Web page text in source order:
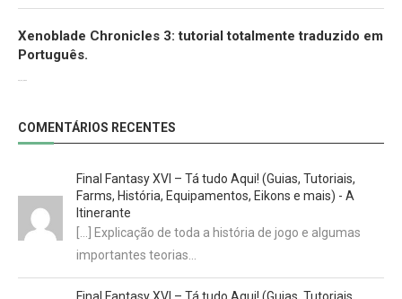
Xenoblade Chronicles 3: tutorial totalmente traduzido em
Português.
COMENTÁRIOS RECENTES
Final Fantasy XVI – Tá tudo Aqui! (Guias, Tutoriais,
Farms, História, Equipamentos, Eikons e mais) - A
Itinerante
[…] Explicação de toda a história de jogo e algumas
importantes teorias…
Final Fantasy XVI – Tá tudo Aqui! (Guias, Tutoriais,